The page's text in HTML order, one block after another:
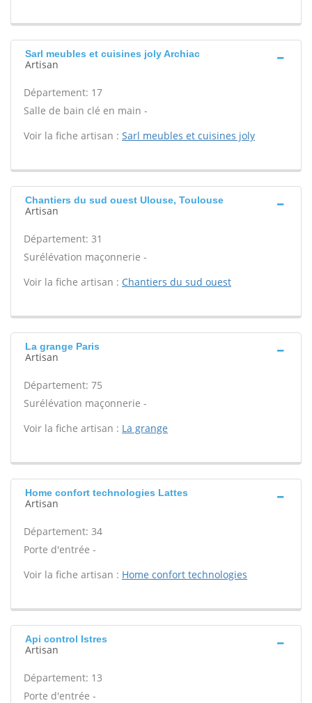
Sarl meubles et cuisines joly Archiac
Artisan
Département: 17
Salle de bain clé en main -
Voir la fiche artisan : Sarl meubles et cuisines joly
Chantiers du sud ouest Ulouse, Toulouse
Artisan
Département: 31
Surélévation maçonnerie -
Voir la fiche artisan : Chantiers du sud ouest
La grange Paris
Artisan
Département: 75
Surélévation maçonnerie -
Voir la fiche artisan : La grange
Home confort technologies Lattes
Artisan
Département: 34
Porte d'entrée -
Voir la fiche artisan : Home confort technologies
Api control Istres
Artisan
Département: 13
Porte d'entrée -